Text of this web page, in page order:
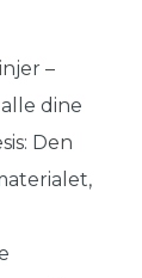
–
dine
Den